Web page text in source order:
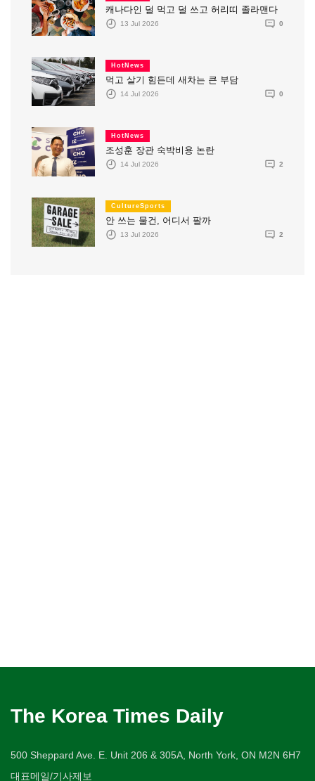
캐나다인 덜 먹고 덜 쓰고 허리띠 졸라맨다
13 Jul 2026 0
HotNews
먹고 살기 힘든데 새차는 큰 부담
14 Jul 2026 0
HotNews
조성훈 장관 숙박비용 논란
14 Jul 2026 2
CultureSports
안 쓰는 물건, 어디서 팔까
13 Jul 2026 2
The Korea Times Daily
500 Sheppard Ave. E. Unit 206 & 305A, North York, ON M2N 6H7
대표메일/기사제보